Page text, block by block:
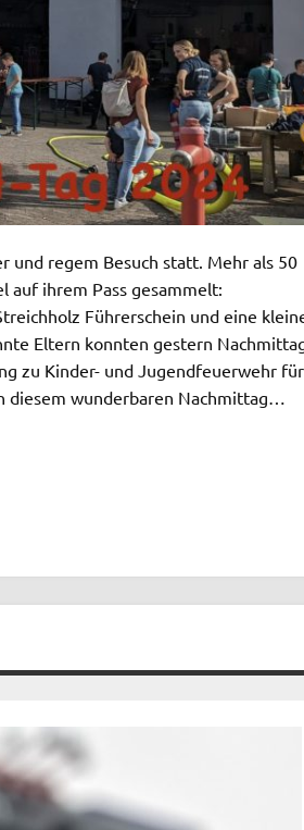
und regem Besuch statt. Mehr als 50
auf ihrem Pass gesammelt:
Führerschein und eine
Eltern konnten gestern
zu Kinder- und Jugendfeuerwehr für
wunderbaren Nachmittag…